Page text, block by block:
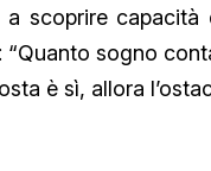
a scoprire
“Quanto sogno
è sì, allora